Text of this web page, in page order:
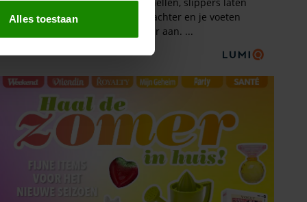
te bieden en om ons
partners voor social
die u aan ze heeft
met onze cookies als u
Alles toestaan